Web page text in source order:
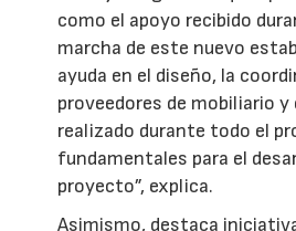
como el apoyo recibido
marcha de este nuevo
ayuda en el diseño, la
proveedores de mobiliario
realizado durante todo el
fundamentales para el
proyecto”, explica.
Asimismo, destaca